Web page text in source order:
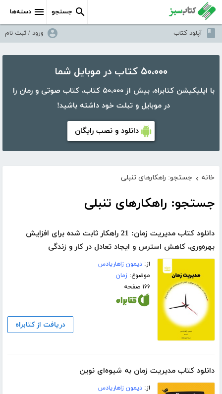
دسته‌ها جستجو
آپلود کتاب ورود / ثبت نام
۵۰،۰۰۰ کتاب در موبایل شما
با اپلیکیشن کتابراه، بیش از ۵۰،۰۰۰ کتاب، کتاب صوتی و رمان را
در موبایل و تبلت خود داشته باشید!
دانلود و نصب رایگان
خانه › جستجو: راهکارهای تنبلی
جستجو: راهکارهای تنبلی
دانلود کتاب مدیریت زمان: 21 راهکار ثابت شده برای افزایش
بهره‌وری، کاهش استرس و ایجاد تعادل در کار و زندگی
از:دیمون زاهاریادس
موضوع:زمان
۱۶۶ صفحه
دریافت از کتابراه
دانلود کتاب مدیریت زمان به شیوه‌ای نوین
از:دیمون زاهاریادس